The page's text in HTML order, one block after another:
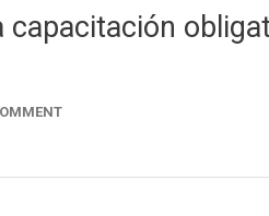
capacitación